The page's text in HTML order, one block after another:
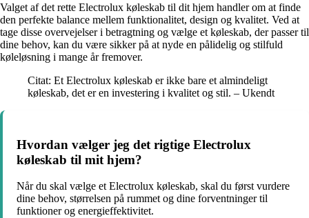
Valget af det rette Electrolux køleskab til dit hjem handler om at finde
den perfekte balance mellem funktionalitet, design og kvalitet. Ved at
tage disse overvejelser i betragtning og vælge et køleskab, der passer til
dine behov, kan du være sikker på at nyde en pålidelig og stilfuld
køleløsning i mange år fremover.
Citat: Et Electrolux køleskab er ikke bare et almindeligt
køleskab, det er en investering i kvalitet og stil. – Ukendt
Hvordan vælger jeg det rigtige Electrolux
køleskab til mit hjem?
Når du skal vælge et Electrolux køleskab, skal du først vurdere
dine behov, størrelsen på rummet og dine forventninger til
funktioner og energieffektivitet.